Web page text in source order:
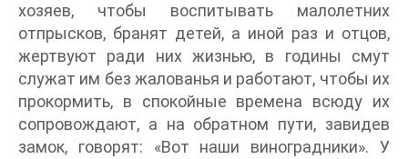
хозяев, чтобы воспитывать малолетних
отпрысков, бранят детей, а иной раз и отцов,
жертвуют ради них жизнью, в годины смут
служат им без жалованья и работают, чтобы их
прокормить, в спокойные времена всюду их
сопровождают, а на обратном пути, завидев
замок, говорят: «Вот наши виноградники». У